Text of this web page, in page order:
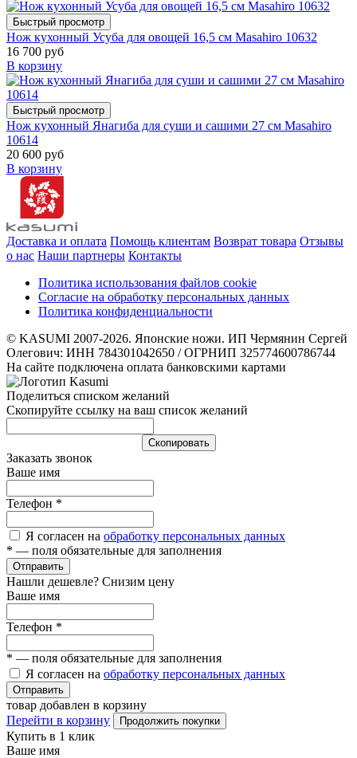
Быстрый просмотр
Нож кухонный Усуба для овощей 16,5 см Masahiro 10632
16 700 руб
В корзину
Быстрый просмотр
Нож кухонный Янагиба для суши и сашими 27 см Masahiro
10614
20 600 руб
В корзину
Доставка и оплата Помощь клиентам Возврат товара Отзывы
о нас Наши партнеры Контакты
Политика использования файлов cookie
Согласие на обработку персональных данных
Политика конфиденциальности
© KASUMI 2007-2026. Японские ножи. ИП Чермянин Сергей
Олегович: ИНН 784301042650 / ОГРНИП 325774600786744
На сайте подключена оплата банковскими картами
Поделиться списком желаний
Скопируйте ссылку на ваш список желаний
Cкопировать
Заказать звонок
Ваше имя
Телефон *
Я согласен на обработку персональных данных
* — поля обязательные для заполнения
Отправить
Нашли дешевле? Снизим цену
Ваше имя
Телефон *
* — поля обязательные для заполнения
Я согласен на обработку персональных данных
Отправить
товар добавлен в корзину
Перейти в корзину
Продолжить покупки
Купить в 1 клик
Ваше имя